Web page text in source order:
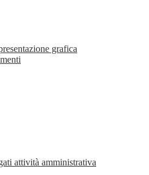
grafica
attività amministrativa